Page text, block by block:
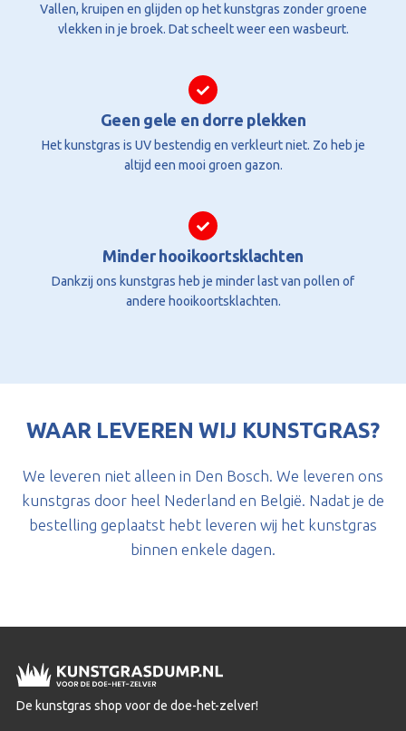
Vallen, kruipen en glijden op het kunstgras zonder groene
vlekken in je broek. Dat scheelt weer een wasbeurt.
Geen gele en dorre plekken
Het kunstgras is UV bestendig en verkleurt niet. Zo heb je
altijd een mooi groen gazon.
Minder hooikoortsklachten
Dankzij ons kunstgras heb je minder last van pollen of
andere hooikoortsklachten.
WAAR LEVEREN WIJ KUNSTGRAS?
We leveren niet alleen in Den Bosch. We leveren ons
kunstgras door heel Nederland en België. Nadat je de
bestelling geplaatst hebt leveren wij het kunstgras
binnen enkele dagen.
De kunstgras shop voor de doe-het-zelver!